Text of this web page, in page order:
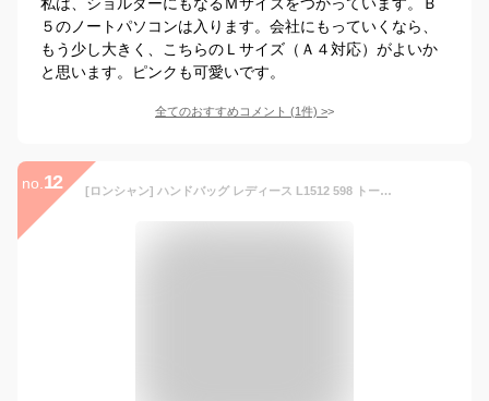
５のノートパソコンは入ります。会社にもっていくなら、
もう少し大きく、こちらのＬサイズ（Ａ４対応）がよいか
と思います。ピンクも可愛いです。
全てのおすすめコメント (1件) >
no. 12 [ロンシャン] ハンドバッグ レディース L1512 598 トートバッグ 2WAYバッグ ル プリアージュ ネオ トップハンドル スモール LE PLIAGE NEO TOP HANDLE (NORDIC(743)) [並行輸入品]